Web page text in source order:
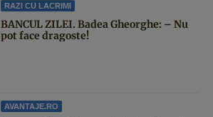
RAZI CU LACRIMI
BANCUL ZILEI. Badea Gheorghe: – Nu
pot face dragoste!
AVANTAJE.RO